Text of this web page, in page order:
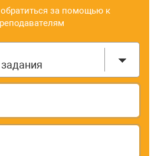
за помощью к